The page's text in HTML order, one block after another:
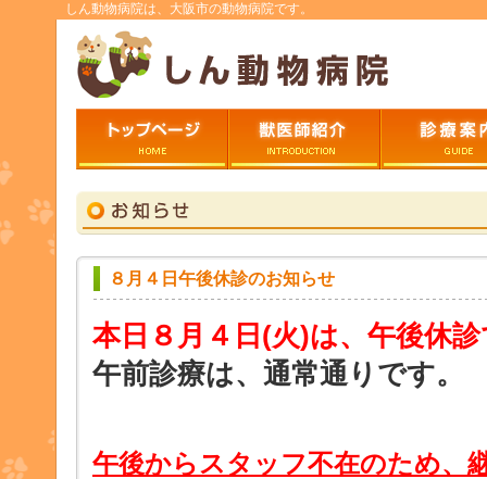
しん動物病院は、大阪市の動物病院です。
８月４日午後休診のお知らせ
本日８月４日 (火)は、午後休
午前診療は、通常通りです。
午後からスタッフ不在のため、